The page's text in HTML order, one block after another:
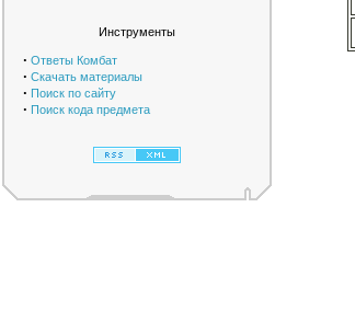
Инструменты
· Ответы Комбат
· Скачать материалы
· Поиск по сайту
· Поиск кода предмета